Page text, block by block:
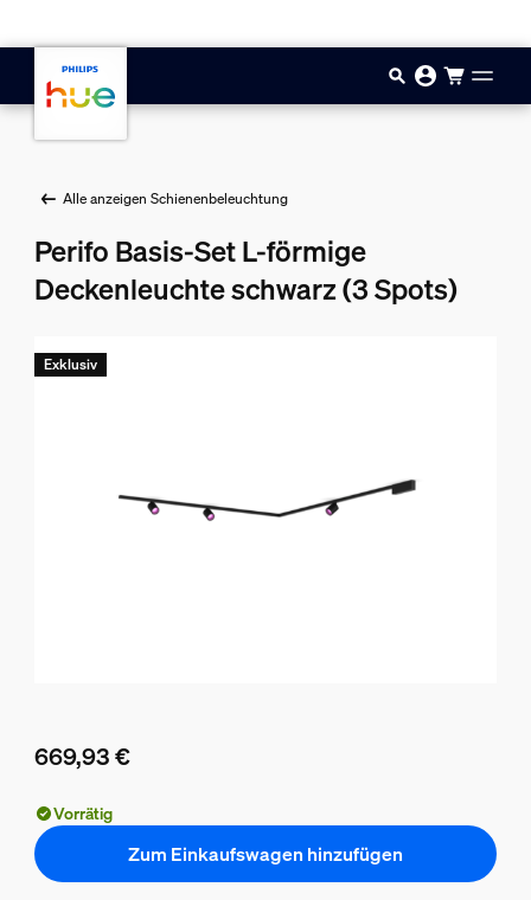
Alle anzeigen Schienenbeleuchtung
Perifo Basis-Set L-förmige
Deckenleuchte schwarz (3 Spots)
669,93 €
Exklusiv
Vorrätig
Zum Einkaufswagen hinzufügen